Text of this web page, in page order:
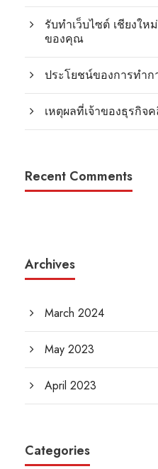
รับทำเว็บไซต์ เชียงใ
ของคุณ
ประโยชน์ของการทำ
เหตุผลที่เจ้าของธุรกิจ
Recent Comments
Archives
March 2024
May 2023
April 2023
Categories